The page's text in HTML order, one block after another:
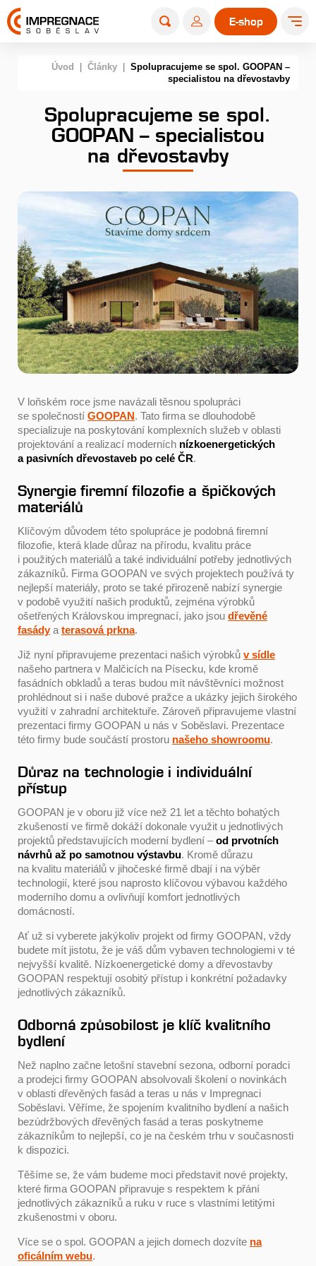
E-shop
Úvod Články
Spolupracujeme se spol. GOOPAN –
specialistou na dřevostavby
Spolupracujeme se spol.
GOOPAN – specialistou
na dřevostavby
V loňském roce jsme navázali těsnou spolupráci
se společností GOOPAN. Tato firma se dlouhodobě
specializuje na poskytování komplexních služeb v oblasti
projektování a realizací moderních nízkoenergetických
a pasivních dřevostaveb po celé ČR.
Synergie firemní filozofie a špičkových
materiálů
Klíčovým důvodem této spolupráce je podobná firemní
filozofie, která klade důraz na přírodu, kvalitu práce
i použitých materiálů a také individuální potřeby jednotlivých
zákazníků. Firma GOOPAN ve svých projektech používá ty
nejlepší materiály, proto se také přirozeně nabízí synergie
v podobě využití našich produktů, zejména výrobků
ošetřených Královskou impregnací, jako jsou dřevěné
fasádya terasová prkna.
Již nyní připravujeme prezentaci našich výrobků v sídle
našeho partnera v Malčicích na Písecku, kde kromě
fasádních obkladů a teras budou mít návštěvníci možnost
prohlédnout si i naše dubové pražce a ukázky jejich širokého
využití v zahradní architektuře. Zároveň připravujeme vlastní
prezentaci firmy GOOPAN u nás v Soběslavi. Prezentace
této firmy bude součástí prostoru našeho showroomu.
Důraz na technologie i individuální
přístup
GOOPAN je v oboru již více než 21 let a těchto bohatých
zkušeností ve firmě dokáží dokonale využit u jednotlivých
projektů představujících moderní bydlení –od prvotních
návrhů až po samotnou výstavbu. Kromě důrazu
na kvalitu materiálů v jihočeské firmě dbají i na výběr
technologií, které jsou naprosto klíčovou výbavou každého
moderního domu a ovlivňují komfort jednotlivých
domácností.
Ať už si vyberete jakýkoliv projekt od firmy GOOPAN, vždy
budete mít jistotu, že je váš dům vybaven technologiemi v té
nejvyšší kvalitě. Nízkoenergetické domy a dřevostavby
GOOPAN respektují osobitý přístup i konkrétní požadavky
jednotlivých zákazníků.
Odborná způsobilost je klíč kvalitního
bydlení
Než naplno začne letošní stavební sezona, odborní poradci
a prodejci firmy GOOPAN absolvovali školení o novinkách
v oblasti dřevěných fasád a teras u nás v Impregnaci
Soběslavi. Věříme, že spojením kvalitního bydlení a našich
bezúdržbových dřevěných fasád a teras poskytneme
zákazníkům to nejlepší, co je na českém trhu v současnosti
k dispozici.
Těšíme se, že vám budeme moci představit nové projekty,
které firma GOOPAN připravuje s respektem k přání
jednotlivých zákazníků a ruku v ruce s vlastními letitými
zkušenostmi v oboru.
Více se o spol. GOOPAN a jejich domech dozvíte na
oficálním webu.